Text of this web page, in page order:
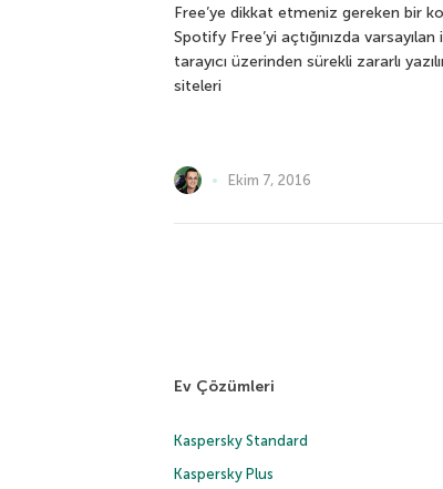
Free’ye dikkat etmeniz gereken bir
Spotify Free’yi açtığınızda
tarayıcı üzerinden sürekli zararlı
siteleri
Ekim 7, 2016
Ev Çözümleri
Kaspersky Standard
Kaspersky Plus